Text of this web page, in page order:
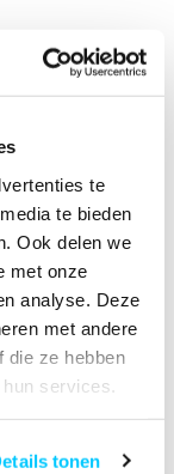
te
te bieden
Ook delen we
met onze
analyse. Deze
met andere
die ze hebben
services.
tonen
- €49,95